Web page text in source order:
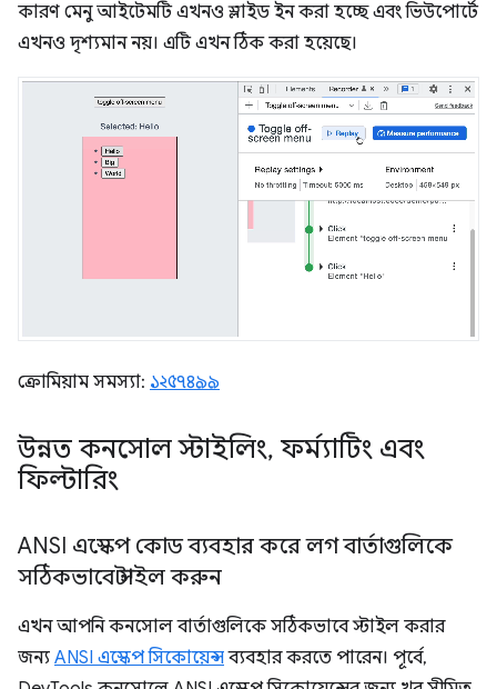
কারণ মেনু আইটেমটি এখনও স্লাইড ইন করা হচ্ছে এবং ভিউপোর্টে
এখনও দৃশ্যমান নয়। এটি এখন ঠিক করা হয়েছে।
ক্রোমিয়াম সমস্যা: ১২৫৭৪৯৯
উন্নত কনসোল স্টাইলিং, ফর্ম্যাটিং এবং
ফিল্টারিং
ANSI এস্কেপ কোড ব্যবহার করে লগ বার্তাগুলিকে
সঠিকভাবে স্টাইল করুন
এখন আপনি কনসোল বার্তাগুলিকে সঠিকভাবে স্টাইল করার
জন্য ANSI এস্কেপ সিকোয়েন্সব্যবহার করতে পারেন। পূর্বে,